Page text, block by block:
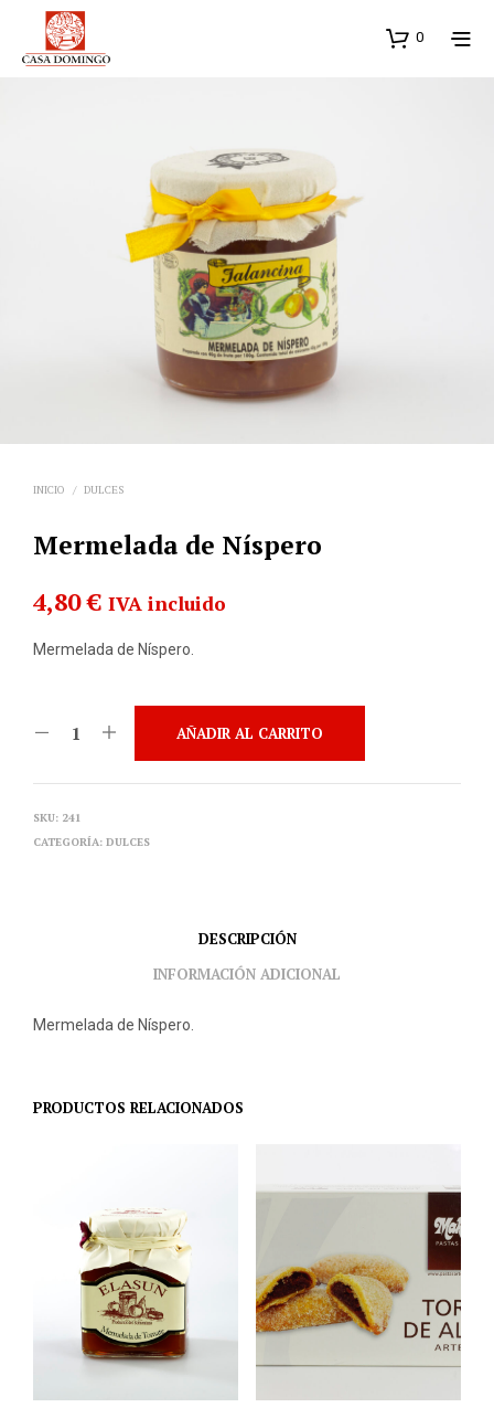
0
INICIO / DULCES
Mermelada de Níspero
4,80€ IVA incluido
Mermelada de Níspero.
AÑADIR AL CARRITO
SKU: 241
CATEGORÍA: DULCES
DESCRIPCIÓN
INFORMACIÓN ADICIONAL
Mermelada de Níspero.
PRODUCTOS RELACIONADOS